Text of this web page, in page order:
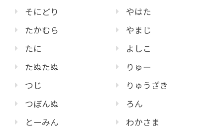
そにどり
たかむら
たに
たぬたぬ
つじ
つぼんぬ
とーみん
やはた
やまじ
よしこ
りゅー
りゅうざき
ろん
わかさま